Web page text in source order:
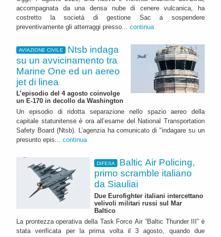
accompagnata da una densa nube di cenere vulcanica, ha
costretto la società di gestione Sac a sospendere
preventivamente gli atterraggi presso... continua
AVIAZIONE CIVILE
Ntsb indaga
su un avvicinamento tra
Marine One ed un aereo
jet di linea
L’episodio del 4 agosto coinvolge
un E-170 in decollo da Washington
Un episodio di ridotta separazione nello spazio aereo della
capitale statunitense è ora all’esame del National Transportation
Safety Board (Ntsb). L’agenzia ha comunicato di "indagare su un
presunto epis... continua
DIFESA
Baltic Air Policing,
primo scramble italiano
da Siauliai
Due Eurofighter italiani intercettano
velivoli militari russi sul Mar
Baltico
La prontezza operativa della Task Force Air “Baltic Thunder III” è
stata verificata per la prima volta il 3 agosto, quando due